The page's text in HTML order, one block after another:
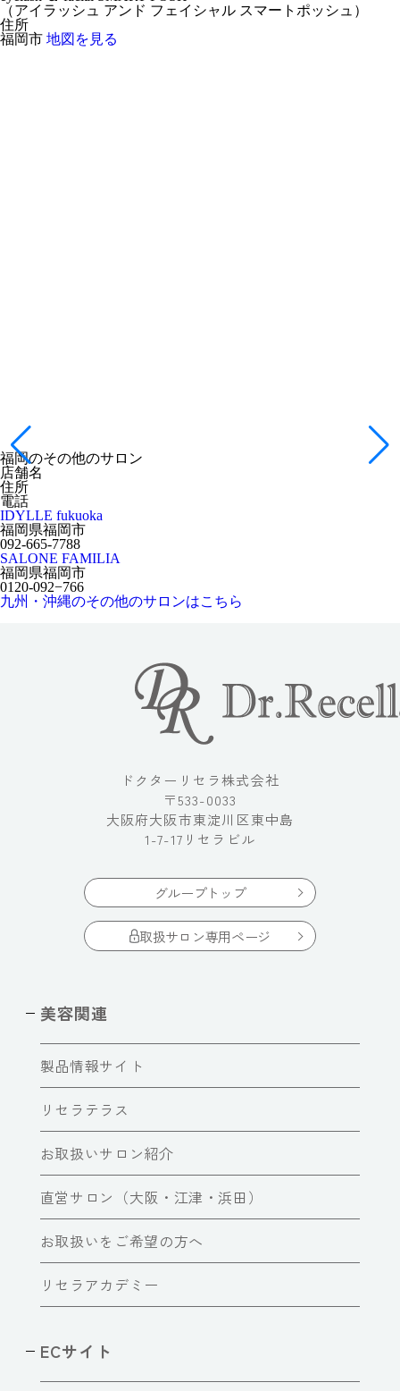
（アイラッシュ アンド フェイシャル スマートポッシュ ）
住所
福岡市 地図を見る
福岡のその他のサロン
店舗名
住所
電話
IDYLLE fukuoka
福岡県福岡市
092-665-7788
SALONE FAMILIA
福岡県福岡市
0120-092−766
九州・沖縄のその他のサロンはこちら
ドクターリセラ株式会社
〒533-0033
大阪府大阪市東淀川区東中島
1-7-17リセラビル
グループトップ
取扱サロン専用ページ
美容関連
製品情報サイト
リセラテラス
お取扱いサロン紹介
直営サロン（大阪・江津・浜田）
お取扱いをご希望の方へ
リセラアカデミー
ECサイト